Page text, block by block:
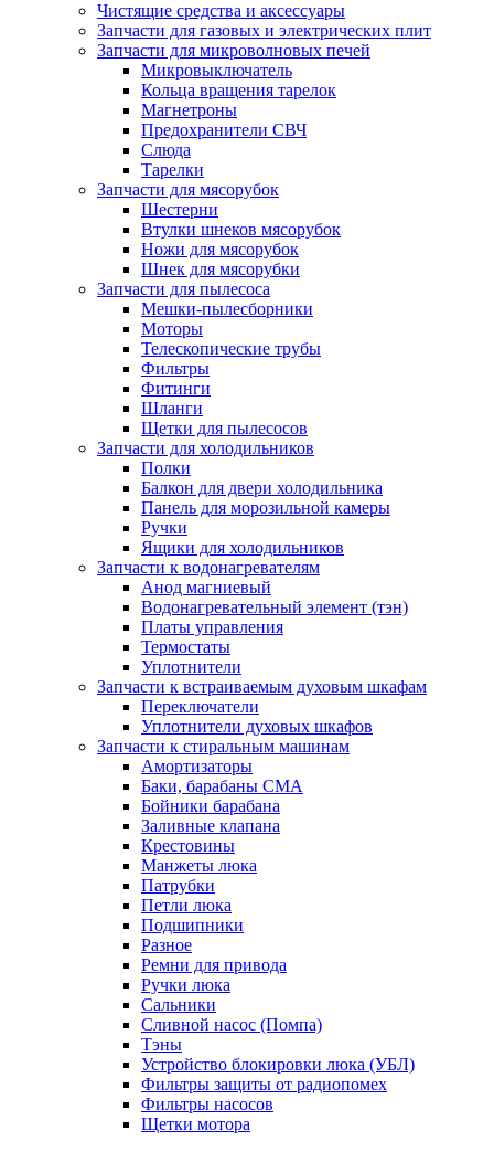
Чистящие средства и аксессуары
Запчасти для газовых и электрических плит
Запчасти для микроволновых печей
Микровыключатель
Кольца вращения тарелок
Магнетроны
Предохранители СВЧ
Слюда
Тарелки
Запчасти для мясорубок
Шестерни
Втулки шнеков мясорубок
Ножи для мясорубок
Шнек для мясорубки
Запчасти для пылесоса
Мешки-пылесборники
Моторы
Телескопические трубы
Фильтры
Фитинги
Шланги
Щетки для пылесосов
Запчасти для холодильников
Полки
Балкон для двери холодильника
Панель для морозильной камеры
Ручки
Ящики для холодильников
Запчасти к водонагревателям
Анод магниевый
Водонагревательный элемент (тэн)
Платы управления
Термостаты
Уплотнители
Запчасти к встраиваемым духовым шкафам
Переключатели
Уплотнители духовых шкафов
Запчасти к стиральным машинам
Амортизаторы
Баки, барабаны СМА
Бойники барабана
Заливные клапана
Крестовины
Манжеты люка
Патрубки
Петли люка
Подшипники
Разное
Ремни для привода
Ручки люка
Сальники
Сливной насос (Помпа)
Тэны
Устройство блокировки люка (УБЛ)
Фильтры защиты от радиопомех
Фильтры насосов
Щетки мотора